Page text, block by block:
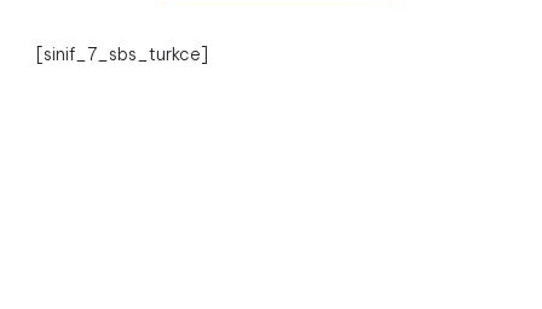
[sinif_7_sbs_turkce]